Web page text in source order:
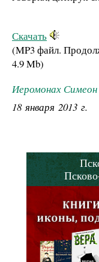
Скачать
(MP3 файл.
4.9 Mb)
Иеромонах Симеон
18 января 2013 г.